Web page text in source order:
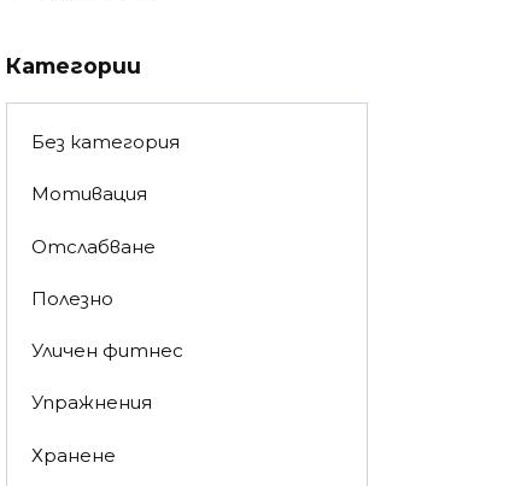
Категории
Без категория
Мотивация
Отслабване
Полезно
Уличен фитнес
Упражнения
Хранене